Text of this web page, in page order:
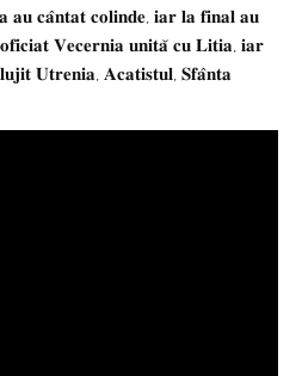
𝐜𝐚̂𝐧𝐭𝐚𝐭 𝐜𝐨𝐥𝐢𝐧𝐝𝐞, 𝐢𝐚𝐫 𝐥𝐚 𝐟𝐢𝐧𝐚𝐥 𝐚𝐮
𝐕𝐞𝐜𝐞𝐫𝐧𝐢𝐚 𝐮𝐧𝐢𝐭𝐚̆ 𝐜𝐮 𝐋𝐢𝐭𝐢𝐚, 𝐢𝐚𝐫
𝐔𝐭𝐫𝐞𝐧𝐢𝐚, 𝐀𝐜𝐚𝐭𝐢𝐬𝐭𝐮𝐥, 𝐒𝐟𝐚̂𝐧𝐭𝐚